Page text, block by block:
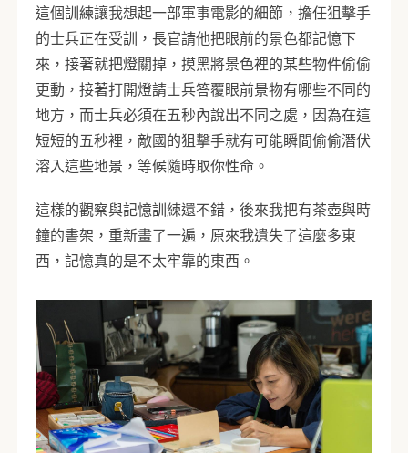
這個訓練讓我想起一部軍事電影的細節，擔任狙擊手
的士兵正在受訓，長官請他把眼前的景色都記憶下
來，接著就把燈關掉，摸黑將景色裡的某些物件偷偷
更動，接著打開燈請士兵答覆眼前景物有哪些不同的
地方，而士兵必須在五秒內說出不同之處，因為在這
短短的五秒裡，敵國的狙擊手就有可能瞬間偷偷潛伏
溶入這些地景，等候隨時取你性命。
這樣的觀察與記憶訓練還不錯，後來我把有茶壺與時
鐘的書架，重新畫了一遍，原來我遺失了這麼多東
西，記憶真的是不太牢靠的東西。